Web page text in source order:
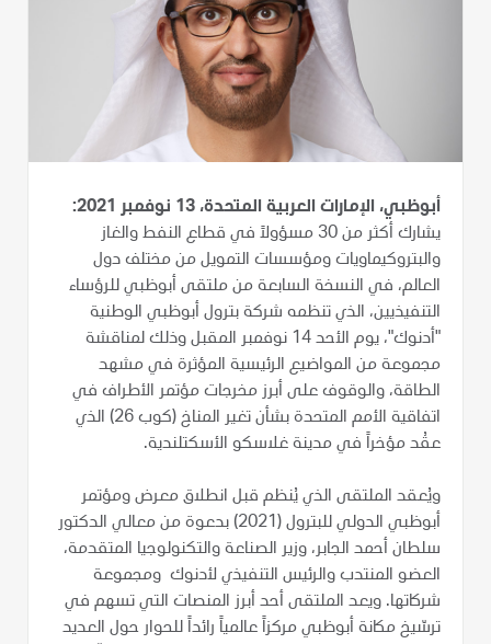
أبوظبي، الإمارات العربية المتحدة، 13 نوفمبر 2021:
يشارك أكثر من 30 مسؤولاً في قطاع النفط والغاز
والبتروكيماويات ومؤسسات التمويل من مختلف دول
العالم، في النسخة السابعة من ملتقى أبوظبي للرؤساء
التنفيذيين، الذي تنظمه شركة بترول أبوظبي الوطنية
"أدنوك"، يوم الأحد 14 نوفمبر المقبل وذلك لمناقشة
مجموعة من المواضيع الرئيسية المؤثرة في مشهد
الطاقة، والوقوف على أبرز مخرجات مؤتمر الأطراف في
اتفاقية الأمم المتحدة بشأن تغير المناخ (كوب 26) الذي
عقُد مؤخراً في مدينة غلاسكو الأسكتلندية.
ويُعقد الملتقى الذي يُنظم قبل انطلاق معرض ومؤتمر
أبوظبي الدولي للبترول (2021) بدعوة من معالي الدكتور
سلطان أحمد الجابر، وزير الصناعة والتكنولوجيا المتقدمة،
العضو المنتدب والرئيس التنفيذي لأدنوك ومجموعة
شركاتها. ويعد الملتقى أحد أبرز المنصات التي تسهم في
ترسّيخ مكانة أبوظبي مركزاً عالمياً رائداً للحوار حول العديد